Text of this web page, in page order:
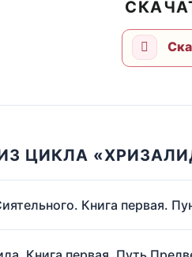
ЦИКЛА
Книга первая.